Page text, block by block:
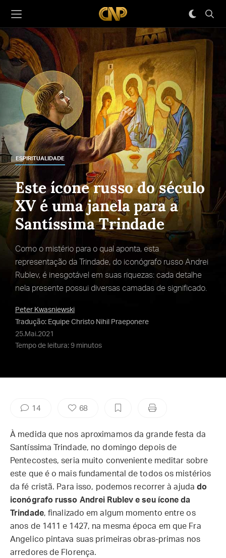
ESPIRITUALIDADE
Este ícone russo do século
XV é uma janela para a
Santíssima Trindade
Como o mistério para o qual aponta, esta
representação da Trindade, do iconógrafo russo Andrei
Rublev, é inesgotável em suas riquezas: cada detalhe
nela presente possui diversas camadas de significado.
Peter Kwasniewski
Tradução: Equipe Christo Nihil Praeponere
25.Mai.2021
Tempo de leitura: 9 minutos
14 68
À medida que nos aproximamos da grande festa da
Santíssima Trindade, no domingo depois de
Pentecostes, seria muito conveniente meditar sobre
este que é o mais fundamental de todos os mistérios
da fé cristã. Para isso, podemos recorrer à ajudado
iconógrafo russo Andrei Rublev e seu ícone da
Trindade, finalizado em algum momento entre os
anos de 1411 e 1427, na mesma época em que Fra
Angelico pintava suas primeiras obras-primas nos
arredores de Florença.